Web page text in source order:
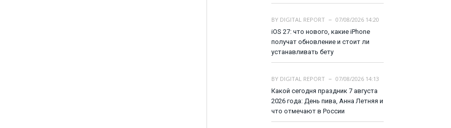
BY DIGITAL REPORT
07/08/2026 14:20
iOS 27: что нового, какие iPhone
получат обновление и стоит ли
устанавливать бету
BY DIGITAL REPORT
07/08/2026 14:13
Какой сегодня праздник 7 августа
2026 года: День пива, Анна Летняя и
что отмечают в России